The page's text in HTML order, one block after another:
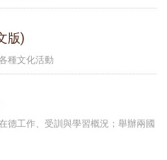
版)
種文化活動
德工作、受訓與學習概況；舉辦兩國